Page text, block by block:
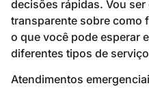
decisões rápidas. Vou
transparente sobre como
o que você pode esperar
diferentes tipos de
Atendimentos